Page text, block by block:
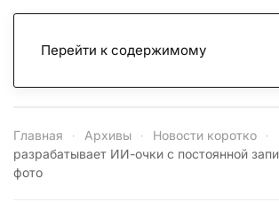
Перейти к содержимому
Главная Архивы Новости коротко
разрабатывает ИИ-очки с постоянной
фото